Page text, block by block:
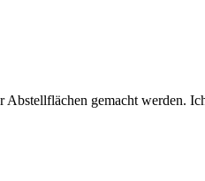
gemacht werden.